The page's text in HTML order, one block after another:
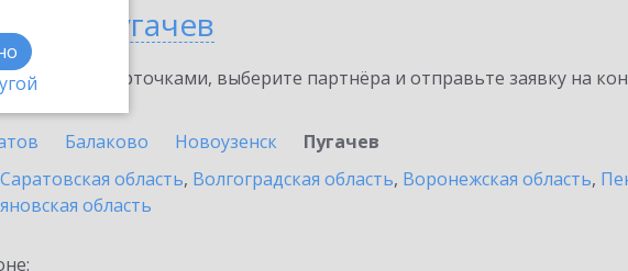
Пугачев
карточками, выберите партнёра и отправьте заявку на
Балаково Новоузенск
Пугачев
Саратовская область, Волгоградская область, Воронежская область,
область